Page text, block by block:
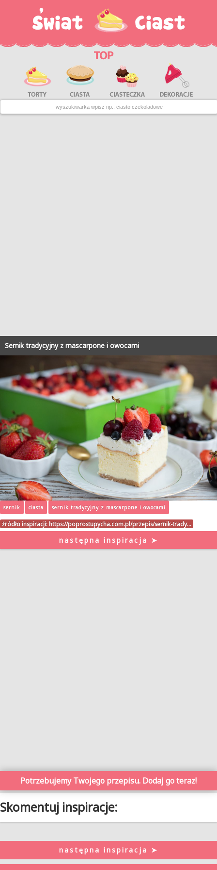
Sernik tradycyjny z mascarpone i owocami
sernik ciasta sernik tradycyjny z mascarpone i owocami
źródło inspiracji: https://poprostupycha.com.pl/przepis/sernik-trady…
następna inspiracja ➤
Potrzebujemy Twojego przepisu. Dodaj go teraz!
Skomentuj inspiracje:
następna inspiracja ➤